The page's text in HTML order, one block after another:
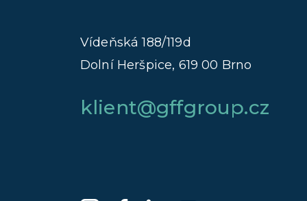
Vídeňská 188/119d
Dolní Heršpice, 619 00 Brno
klient@gffgroup.cz